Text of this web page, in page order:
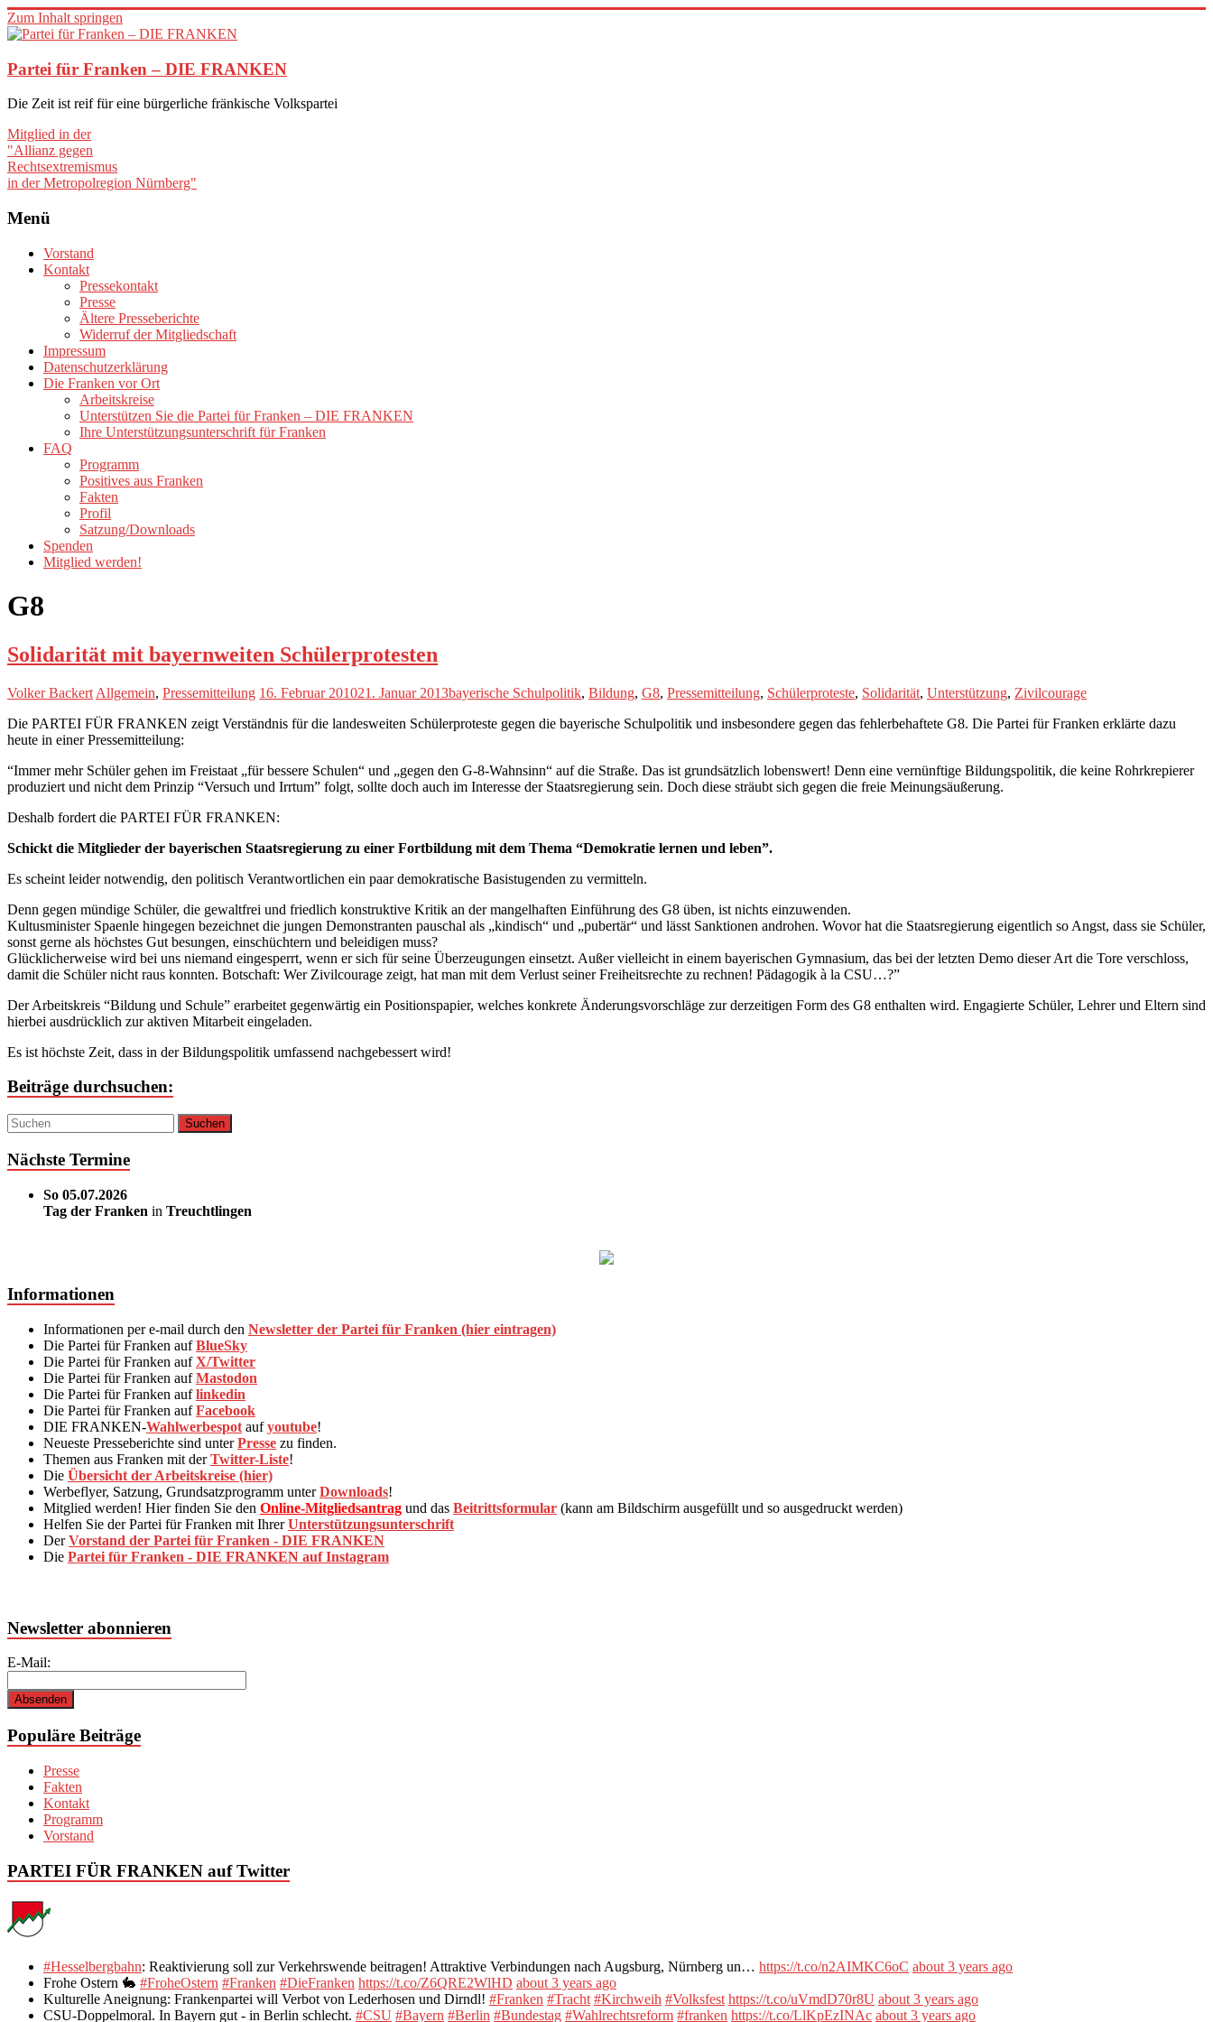
Zum Inhalt springen
Partei für Franken – DIE FRANKEN
Die Zeit ist reif für eine bürgerliche fränkische Volkspartei
Mitglied in der
"Allianz gegen
Rechtsextremismus
in der Metropolregion Nürnberg"
Menü
Vorstand
Kontakt
Pressekontakt
Presse
Ältere Presseberichte
Widerruf der Mitgliedschaft
Impressum
Datenschutzerklärung
Die Franken vor Ort
Arbeitskreise
Unterstützen Sie die Partei für Franken – DIE FRANKEN
Ihre Unterstützungsunterschrift für Franken
FAQ
Programm
Positives aus Franken
Fakten
Profil
Satzung/Downloads
Spenden
Mitglied werden!
G8
Solidarität mit bayernweiten Schülerprotesten
Volker Backert Allgemein, Pressemitteilung 16. Februar 201021. Januar 2013bayerische Schulpolitik, Bildung, G8, Pressemitteilung, Schülerproteste, Solidarität, Unterstützung, Zivilcourage
Die PARTEI FÜR FRANKEN zeigt Verständnis für die landesweiten Schülerproteste gegen die bayerische Schulpolitik und insbesondere gegen das fehlerbehaftete G8. Die Partei für Franken erklärte dazu
heute in einer Pressemitteilung:
“Immer mehr Schüler gehen im Freistaat „für bessere Schulen“ und „gegen den G-8-Wahnsinn“ auf die Straße. Das ist grundsätzlich lobenswert! Denn eine vernünftige Bildungspolitik, die keine Rohrkrepierer
produziert und nicht dem Prinzip “Versuch und Irrtum” folgt, sollte doch auch im Interesse der Staatsregierung sein. Doch diese sträubt sich gegen die freie Meinungsäußerung.
Deshalb fordert die PARTEI FÜR FRANKEN:
Schickt die Mitglieder der bayerischen Staatsregierung zu einer Fortbildung mit dem Thema “Demokratie lernen und leben”.
Es scheint leider notwendig, den politisch Verantwortlichen ein paar demokratische Basistugenden zu vermitteln.
Denn gegen mündige Schüler, die gewaltfrei und friedlich konstruktive Kritik an der mangelhaften Einführung des G8 üben, ist nichts einzuwenden.
Kultusminister Spaenle hingegen bezeichnet die jungen Demonstranten pauschal als „kindisch“ und „pubertär“ und lässt Sanktionen androhen. Wovor hat die Staatsregierung eigentlich so Angst, dass sie Schüler,
sonst gerne als höchstes Gut besungen, einschüchtern und beleidigen muss?
Glücklicherweise wird bei uns niemand eingesperrt, wenn er sich für seine Überzeugungen einsetzt. Außer vielleicht in einem bayerischen Gymnasium, das bei der letzten Demo dieser Art die Tore verschloss,
damit die Schüler nicht raus konnten. Botschaft: Wer Zivilcourage zeigt, hat man mit dem Verlust seiner Freiheitsrechte zu rechnen! Pädagogik à la CSU…?”
Der Arbeitskreis “Bildung und Schule” erarbeitet gegenwärtig ein Positionspapier, welches konkrete Änderungsvorschläge zur derzeitigen Form des G8 enthalten wird. Engagierte Schüler, Lehrer und Eltern sind
hierbei ausdrücklich zur aktiven Mitarbeit eingeladen.
Es ist höchste Zeit, dass in der Bildungspolitik umfassend nachgebessert wird!
Beiträge durchsuchen:
Nächste Termine
So 05.07.2026
Tag der Franken in Treuchtlingen
Informationen
Informationen per e-mail durch den Newsletter der Partei für Franken (hier eintragen)
Die Partei für Franken aufBlueSky
Die Partei für Franken aufX/Twitter
Die Partei für Franken aufMastodon
Die Partei für Franken auflinkedin
Die Partei für Franken aufFacebook
DIE FRANKEN-Wahlwerbespot aufyoutube!
Neueste Presseberichte sind unterPresse zu finden.
Themen aus Franken mit derTwitter-Liste!
Die Übersicht der Arbeitskreise (hier)
Werbeflyer, Satzung, Grundsatzprogramm unterDownloads!
Mitglied werden! Hier finden Sie den Online-Mitgliedsantrag und das Beitrittsformular (kann am Bildschirm ausgefüllt und so ausgedruckt werden)
Helfen Sie der Partei für Franken mit IhrerUnterstützungsunterschrift
DerVorstand der Partei für Franken - DIE FRANKEN
Die Partei für Franken - DIE FRANKEN auf Instagram
Newsletter abonnieren
E-Mail:
Populäre Beiträge
Presse
Fakten
Kontakt
Programm
Vorstand
PARTEI FÜR FRANKEN auf Twitter
#Hesselbergbahn: Reaktivierung soll zur Verkehrswende beitragen! Attraktive Verbindungen nach Augsburg, Nürnberg un… https://t.co/n2AIMKC6oC about 3 years ago
Frohe Ostern 🐇 #FroheOstern #Franken #DieFranken https://t.co/Z6QRE2WlHD about 3 years ago
Kulturelle Aneignung: Frankenpartei will Verbot von Lederhosen und Dirndl! #Franken #Tracht #Kirchweih #Volksfest https://t.co/uVmdD70r8U about 3 years ago
CSU-Doppelmoral. In Bayern gut - in Berlin schlecht. #CSU #Bayern #Berlin #Bundestag #Wahlrechtsreform #franken https://t.co/LlKpEzINAc about 3 years ago